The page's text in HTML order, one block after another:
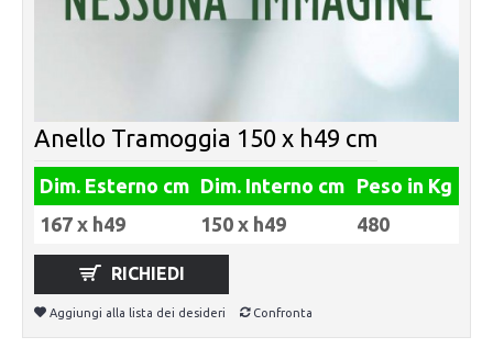
Anello Tramoggia 150 x h49 cm
Dim. Esterno cm Dim. Interno cm Peso in Kg
167 x h49
150 x h49 480
RICHIEDI
Aggiungi alla lista dei desideri Confronta